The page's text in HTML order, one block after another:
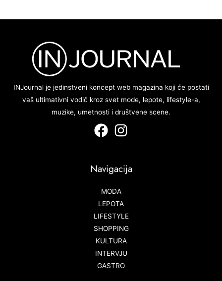
INJournal je jedinstveni koncept web magazina koji će postati
vaš ultimativni vodič kroz svet mode, lepote, lifestyle-a,
muzike, umetnosti i društvene scene.
Navigacija
MODA
LEPOTA
LIFESTYLE
SHOPPING
KULTURA
INTERVJU
GASTRO